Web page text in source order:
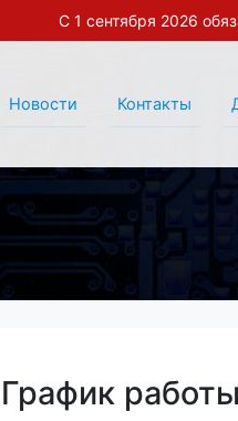
С 1 сентября 2026
Новости Контакты
График